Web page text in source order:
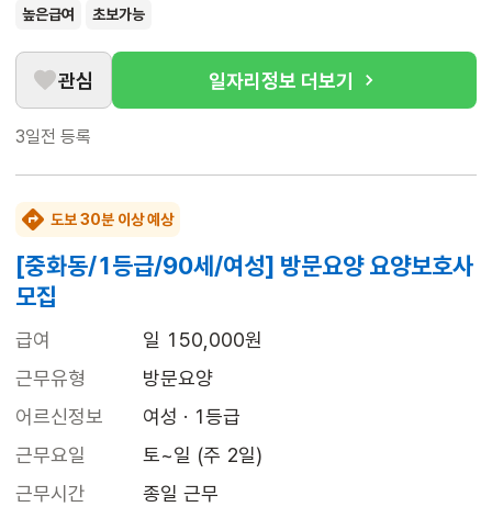
높은급여 초보가능
관심 일자리정보 더보기
3일전 등록
도보 30분 이상 예상
[중화동/1등급/90세/여성] 방문요양 요양보호사
모집
급여
일 150,000원
근무유형
방문요양
어르신정보
여성 · 1등급
근무요일
토~일 (주 2일)
근무시간
종일 근무